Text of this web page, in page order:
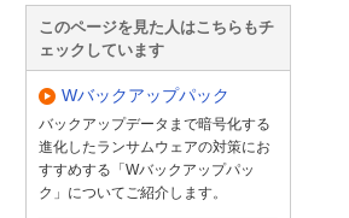
このページを見た人はこちらもチ
ェックしています
Wバックアップパック
バックアップデータまで暗号化する
進化したランサムウェアの対策にお
すすめする「Wバックアップパッ
ク」についてご紹介します。